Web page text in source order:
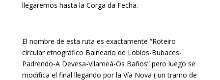
llegaremos hasta la Corga da Fecha.
El nombre de esta ruta es exactamente “Roteiro
circular etnográfico Balneario de Lobios-Bubaces-
Padrendo-A Devesa-Vilameá-Os Baños” pero luego se
modifica el final llegando por la Vía Nova ( un tramo de